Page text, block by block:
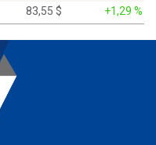
83,55 $ +1,29 %